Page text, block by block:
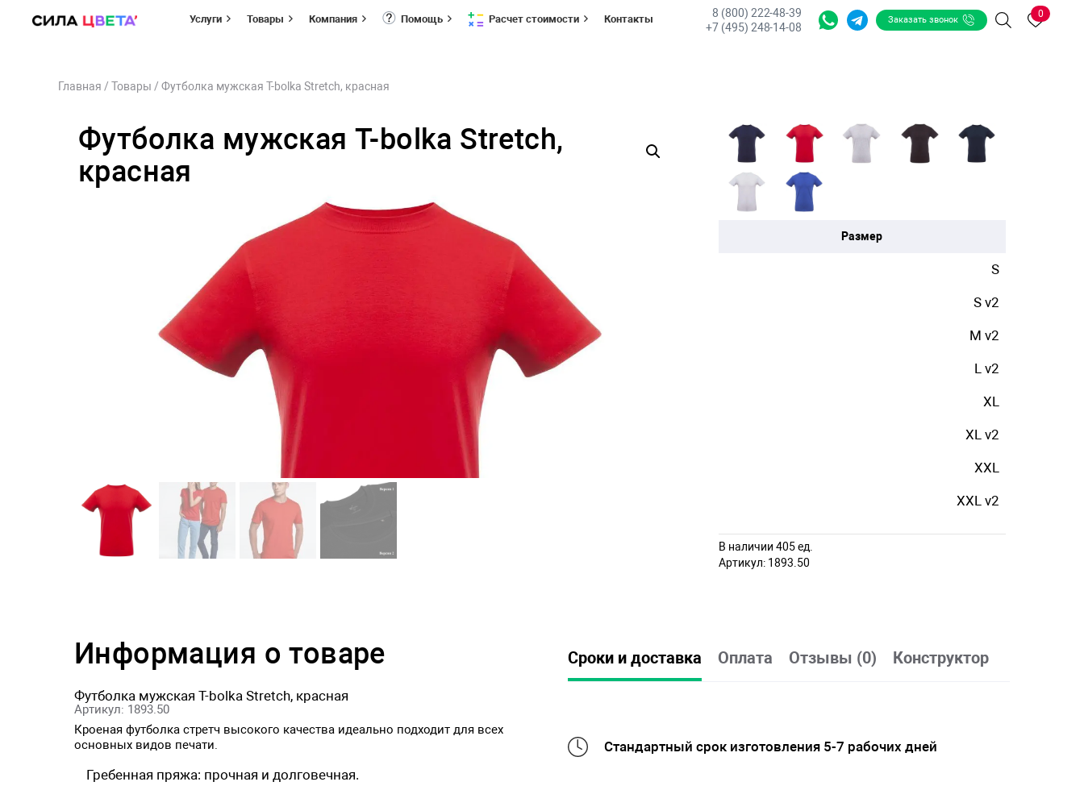
Услуги Товары Компания Помощь Расчет стоимости Контакты
8 (800) 222-48-39
+7 (495) 248-14-08
Заказать звонок
Поиск
0
Главная / Товары / Футболка мужская T-bolka Stretch, красная
Футболка мужская T-bolka Stretch,
красная
Размер
S
S v2
M v2
L v2
XL
XL v2
XXL
XXL v2
В наличии 405 ед.
Артикул: 1893.50
Информация о товаре
Футболка мужская T-bolka Stretch, красная
Артикул: 1893.50
Кроеная футболка стретч высокого качества идеально подходит для всех
основных видов печати.
Гребенная пряжа: прочная и долговечная.
Сроки и доставка Оплата Отзывы (0) Конструктор
Стандартный срок изготовления 5-7 рабочих дней